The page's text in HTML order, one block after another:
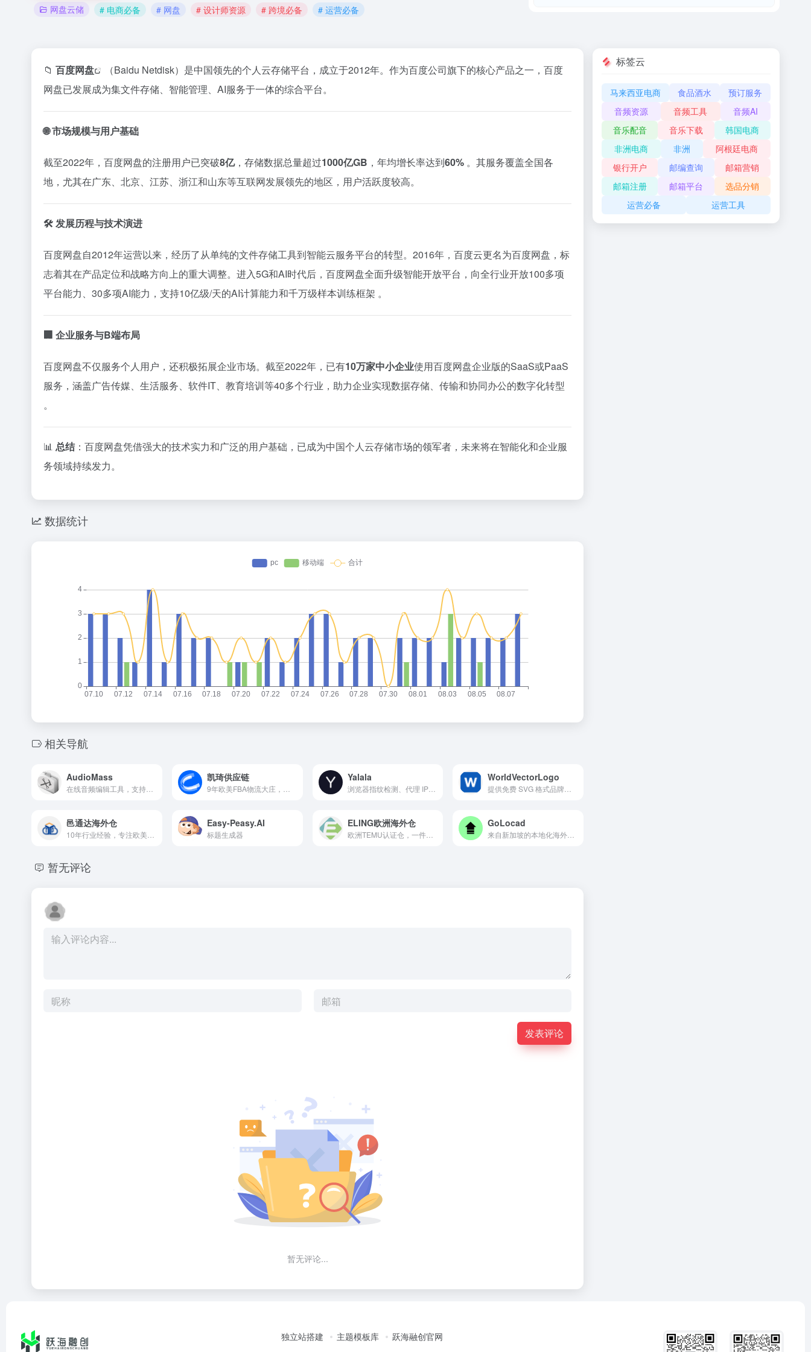
网盘云储 # 电商必备 # 网盘 # 设计师资源 # 跨境必备 # 运营必备
📁 百度网盘
（Baidu Netdisk）是中国领先的个人云存储平台，成立于2012年。作为百度公司旗下的核心产品之一，百度
网盘已发展成为集文件存储、智能管理、AI服务于一体的综合平台。
🌐 市场规模与用户基础
截至2022年，百度网盘的注册用户已突破8亿，存储数据总量超过1000亿GB ，年均增长率达到60% 。其服务覆盖全国各
地，尤其在广东、北京、江苏、浙江和山东等互联网发展领先的地区，用户活跃度较高。
🛠️ 发展历程与技术演进
百度网盘自2012年运营以来，经历了从单纯的文件存储工具到智能云服务平台的转型。2016年，百度云更名为百度网盘，标
志着其在产品定位和战略方向上的重大调整。进入5G和AI时代后，百度网盘全面升级智能开放平台，向全行业开放100多项
平台能力、30多项AI能力，支持10亿级/天的AI计算能力和千万级样本训练框架 。
🏢 企业服务与B端布局
百度网盘不仅服务个人用户，还积极拓展企业市场。截至2022年，已有10万家中小企业使用百度网盘企业版的SaaS或PaaS
服务，涵盖广告传媒、生活服务、软件IT、教育培训等40多个行业，助力企业实现数据存储、传输和协同办公的数字化转型
。
📊 总结：百度网盘凭借强大的技术实力和广泛的用户基础，已成为中国个人云存储市场的领军者，未来将在智能化和企业服
务领域持续发力。
数据统计
相关导航
AudioMass 凯琦供应链 Yalala
浏览器指纹检测、代理 IP 防关联查询
WorldVectorLogo
邑通达海外仓 Easy-Peasy.AI
标题生成器
ELING欧洲海外仓
欧洲TEMU认证仓，一件代发，移仓换标
GoLocad
暂无评论
发表评论
暂无评论...
标签云
马来西亚电商 食品酒水
预订服务
音频资源
音频工具
音频AI
音乐配音
音乐下载
韩国电商
非洲电商
非洲
阿根廷电商
银行开户
邮编查询
邮箱营销
邮箱注册
邮箱平台
选品分销
运营必备
运营工具
独立站搭建 主题模板库 跃海融创官网